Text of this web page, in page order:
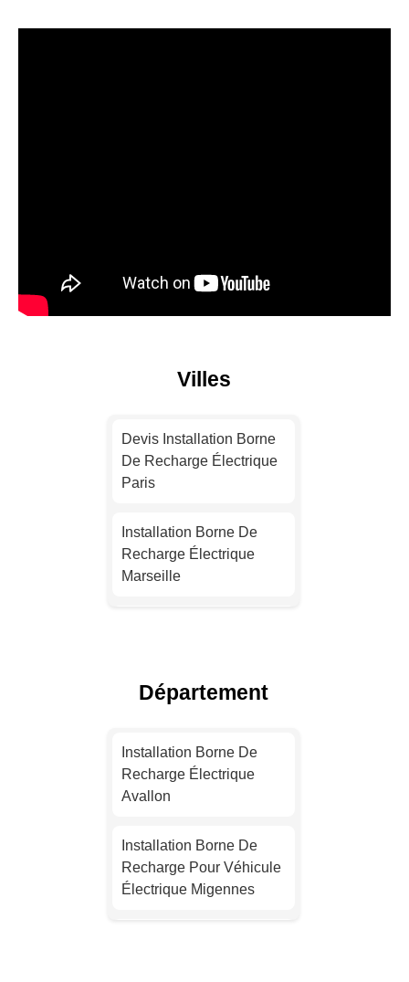
Villes
Devis Installation Borne
De Recharge Électrique
Paris
Installation Borne De
Recharge Électrique
Marseille
Électrique Toulouse
Nice
Département
Installation Borne De
Recharge Électrique
Avallon
Installation Borne De
Recharge Pour Véhicule
Électrique Migennes